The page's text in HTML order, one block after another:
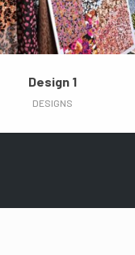
Design 1
DESIGNS